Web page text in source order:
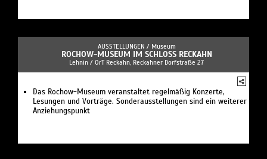
AUSSTELLUNGEN / Museum
ROCHOW-MUSEUM IM SCHLOSS RECKAHN
Lehnin / OrT Reckahn, Reckahner Dorfstraße 27
Das Rochow-Museum veranstaltet regelmäßig Konzerte,
Lesungen und Vorträge. Sonderausstellungen sind ein weiterer
Anziehungspunkt